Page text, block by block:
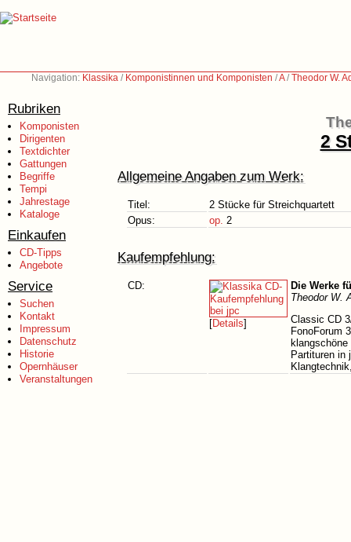
Navigation: Klassika / Komponistinnen und Komponisten /A/Theodor W.
Rubriken
Komponisten
Dirigenten
Textdichter
Gattungen
Begriffe
Tempi
Jahrestage
Kataloge
Einkaufen
CD-Tipps
Angebote
Service
Suchen
Kontakt
Impressum
Datenschutz
Historie
Opernhäuser
Veranstaltungen
2
Allgemeine Angaben zum Werk:
Titel:
2 Stücke für Streichquartett
Opus:
op. 2
Kaufempfehlung:
CD:
[Details]
Die Werke
Theodor W.
Classic CD
FonoForum
Partituren in